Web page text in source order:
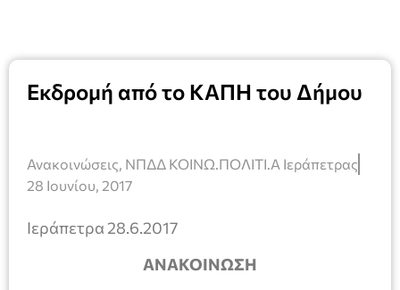
Εκδρομή από το ΚΑΠΗ του Δήμου
Ανακοινώσεις ΝΠΔΔ ΚΟΙΝΩ.ΠΟΛΙΤΙ.Α Ιεράπετρας
28 Ιουνίου, 2017
Ιεράπετρα 28.6.2017
ΑΝΑΚΟΙΝΩΣΗ